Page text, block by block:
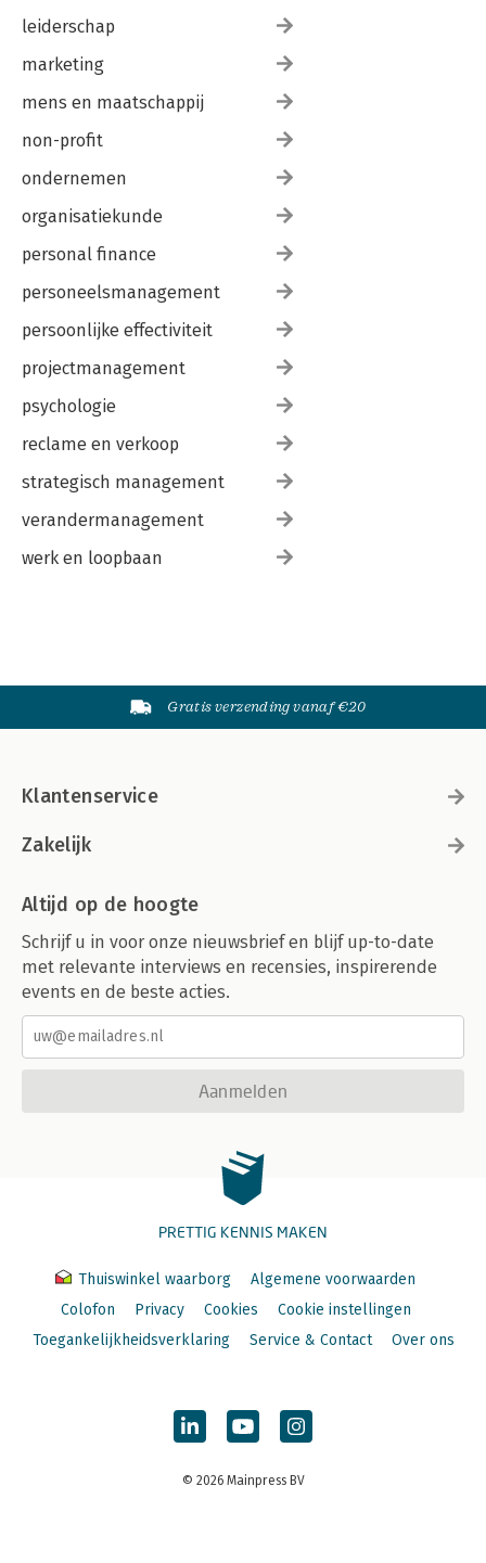
leiderschap
marketing
mens en maatschappij
non-profit
ondernemen
organisatiekunde
personal finance
personeelsmanagement
persoonlijke effectiviteit
projectmanagement
psychologie
reclame en verkoop
strategisch management
verandermanagement
werk en loopbaan
Gratis verzending vanaf €20
Klantenservice
Zakelijk
Altijd op de hoogte
Schrijf u in voor onze nieuwsbrief en blijf up-to-date
met relevante interviews en recensies, inspirerende
events en de beste acties.
Aanmelden
PRETTIG KENNIS MAKEN
Thuiswinkel waarborg
Algemene voorwaarden
Colofon
Privacy Cookies
Cookie instellingen
Toegankelijkheidsverklaring
Service & Contact Over ons
© 2026 Mainpress BV